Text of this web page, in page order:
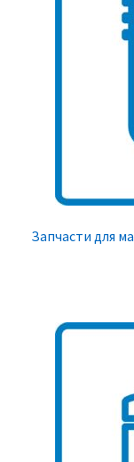
Запчасти для